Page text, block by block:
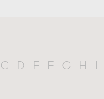
C D E F G H I